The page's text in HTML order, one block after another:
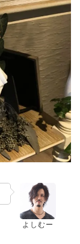
よしむー